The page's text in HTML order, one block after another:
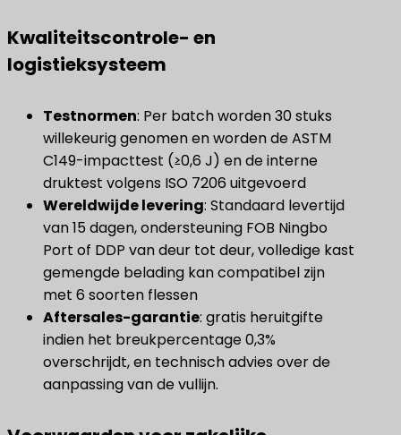
Kwaliteitscontrole- en
logistieksysteem
Testnormen​: Per batch worden 30 stuks
willekeurig genomen en worden de ASTM
C149-impacttest (≥0,6 J) en de interne
druktest volgens ISO 7206 uitgevoerd
Wereldwijde levering​: Standaard levertijd
van 15 dagen, ondersteuning FOB Ningbo
Port of DDP van deur tot deur, volledige kast
gemengde belading kan compatibel zijn
met 6 soorten flessen
Aftersales-garantie​: gratis heruitgifte
indien het breukpercentage 0,3%
overschrijdt, en technisch advies over de
aanpassing van de vullijn.